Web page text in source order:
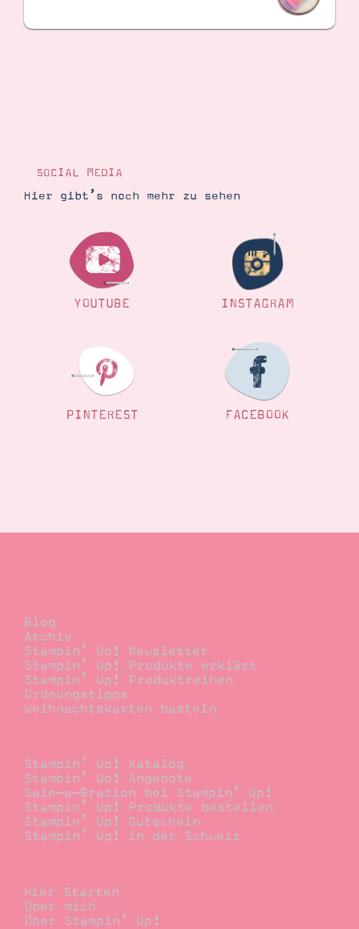
SOCIAL MEDIA
Hier gibt’s noch mehr zu sehen
YOUTUBE INSTAGRAM
PINTEREST FACEBOOK
Blog
Archiv
Stampin’ Up! Newsletter
Stampin’ Up! Produkte erklärt
Stampin’ Up! Produktreihen
Ordnungstipps
Weihnachtskarten basteln
Stampin’ Up! Katalog
Stampin’ Up! Angebote
Sale-a-Bration bei Stampin’ Up!
Stampin’ Up! Produkte bestellen
Stampin’ Up! Gutschein
Stampin’ Up! in der Schweiz
Hier Starten
Über mich
Über Stampin’ Up!